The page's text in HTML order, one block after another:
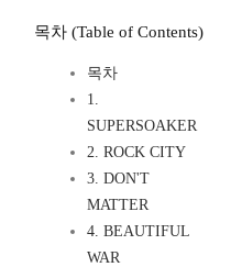
목차 (Table of Contents)
목차
1.
SUPERSOAKER
2. ROCK CITY
3. DON'T
MATTER
4. BEAUTIFUL
WAR